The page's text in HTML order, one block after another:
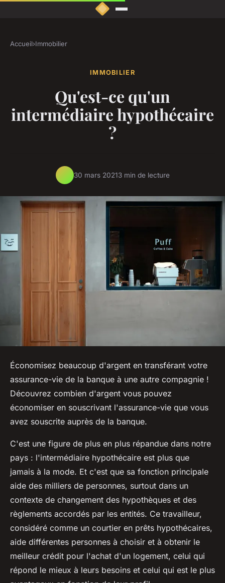
Accueil›Immobilier
IMMOBILIER
Qu'est-ce qu'un
intermédiaire hypothécaire
?
30 mars 20213 min de lecture
Économisez beaucoup d'argent en transférant votre
assurance-vie de la banque à une autre compagnie !
Découvrez combien d'argent vous pouvez
économiser en souscrivant l'assurance-vie que vous
avez souscrite auprès de la banque.
C'est une figure de plus en plus répandue dans notre
pays : l'intermédiaire hypothécaire est plus que
jamais à la mode. Et c'est que sa fonction principale
aide des milliers de personnes, surtout dans un
contexte de changement des hypothèques et des
règlements accordés par les entités. Ce travailleur,
considéré comme un courtier en prêts hypothécaires,
aide différentes personnes à choisir et à obtenir le
meilleur crédit pour l'achat d'un logement, celui qui
répond le mieux à leurs besoins et celui qui est le plus